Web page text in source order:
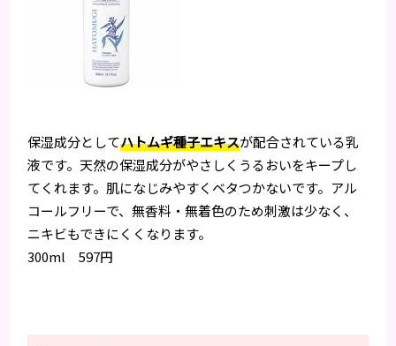
保湿成分としてハトムギ種子エキスが配合されている乳
液です。天然の保湿成分がやさしくうるおいをキープし
てくれます。肌になじみやすくベタつかないです。アル
コールフリーで、無香料・無着色のため刺激は少なく、
ニキビもできにくくなります。
300ml 597円